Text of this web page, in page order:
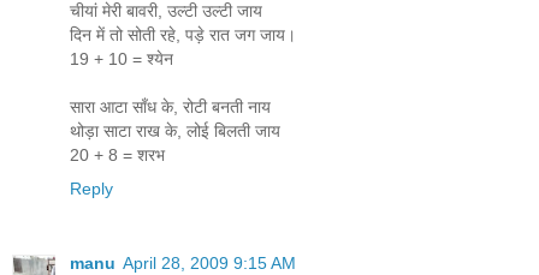
चीयां मेरी बावरी, उल्‍टी उल्‍टी जाय
दिन में तो सोती रहे, पड़े रात जग जाय।
19 + 10 = श्‍येन
सारा आटा साँध के, रोटी बनती नाय
थोड़ा साटा राख के, लोई बिलती जाय
20 + 8 = शरभ
Reply
manu April 28, 2009 9:15 AM